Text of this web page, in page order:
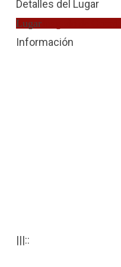
Detalles del Lugar
LugarJuzgado de Guardia
Información
|||::